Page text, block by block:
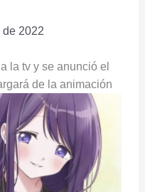
de 2022
la tv y se anunció el
de la animación